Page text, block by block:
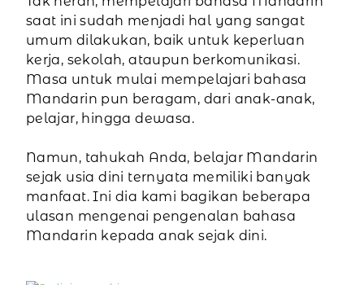
saat ini sudah menjadi hal yang sangat
umum dilakukan, baik untuk keperluan
kerja, sekolah, ataupun berkomunikasi.
Masa untuk mulai mempelajari bahasa
Mandarin pun beragam, dari anak-anak,
pelajar, hingga dewasa.
Namun, tahukah Anda, belajar Mandarin
sejak usia dini ternyata memiliki banyak
manfaat. Ini dia kami bagikan beberapa
ulasan mengenai pengenalan bahasa
Mandarin kepada anak sejak dini.